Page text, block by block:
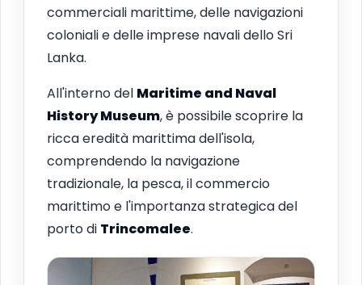
commerciali marittime, delle navigazioni
coloniali e delle imprese navali dello Sri
Lanka.
All'interno del Maritime and Naval
History Museum, è possibile scoprire la
ricca eredità marittima dell'isola,
comprendendo la navigazione
tradizionale, la pesca, il commercio
marittimo e l'importanza strategica del
porto di Trincomalee.